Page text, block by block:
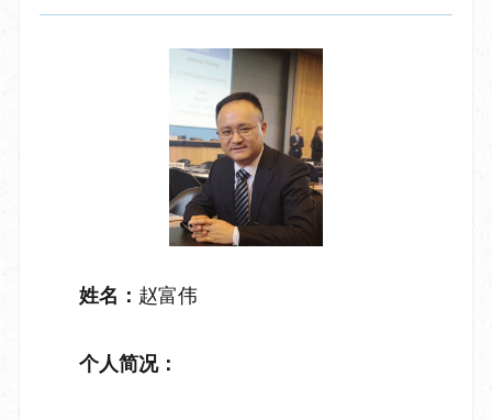
姓名： 赵富伟
个人简况：